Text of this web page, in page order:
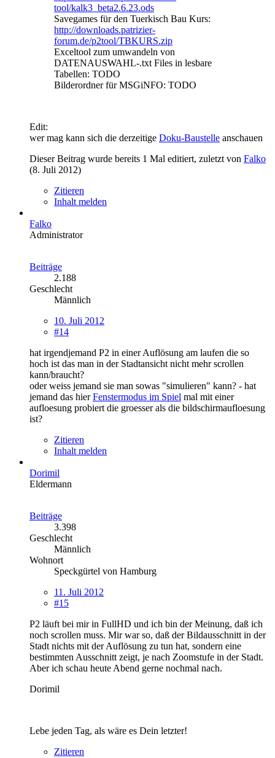
tool/kalk3_beta2.6.23.ods
Savegames für den Tuerkisch Bau Kurs:
http://downloads.patrizier-
forum.de/p2tool/TBKURS.zip
Exceltool zum umwandeln von
DATENAUSWAHL-.txt Files in lesbare
Tabellen: TODO
Bilderordner für MSGiNFO: TODO
Edit:
wer mag kann sich die derzeitige Doku-Baustelle anschauen
Dieser Beitrag wurde bereits 1 Mal editiert, zuletzt von Falko
(8. Juli 2012)
Zitieren
Inhalt melden
Falko
Administrator
Beiträge
2.188
Geschlecht
Männlich
10. Juli 2012
#14
hat irgendjemand P2 in einer Auflösung am laufen die so
hoch ist das man in der Stadtansicht nicht mehr scrollen
kann/braucht?
oder weiss jemand sie man sowas "simulieren" kann? - hat
jemand das hierFenstermodus im Spiel mal mit einer
aufloesung probiert die groesser als die bildschirmaufloesung
ist?
Zitieren
Inhalt melden
Dorimil
Eldermann
Beiträge
3.398
Geschlecht
Männlich
Wohnort
Speckgürtel von Hamburg
11. Juli 2012
#15
P2 läuft bei mir in FullHD und ich bin der Meinung, daß ich
noch scrollen muss. Mir war so, daß der Bildausschnitt in der
Stadt nichts mit der Auflösung zu tun hat, sondern eine
bestimmten Ausschnitt zeigt, je nach Zoomstufe in der Stadt.
Aber ich schau heute Abend gerne nochmal nach.
Dorimil
Lebe jeden Tag, als wäre es Dein letzter!
Zitieren